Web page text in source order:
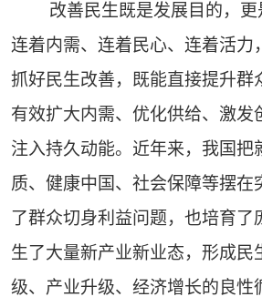
改善民生既是发展目的，
连着内需、连着民心、连着活力
抓好民生改善，既能直接提升群
有效扩大内需、优化供给、激发
注入持久动能。近年来，我国把
质、健康中国、社会保障等摆在
了群众切身利益问题，也培育了
生了大量新产业新业态，形成民
级、产业升级、经济增长的良性